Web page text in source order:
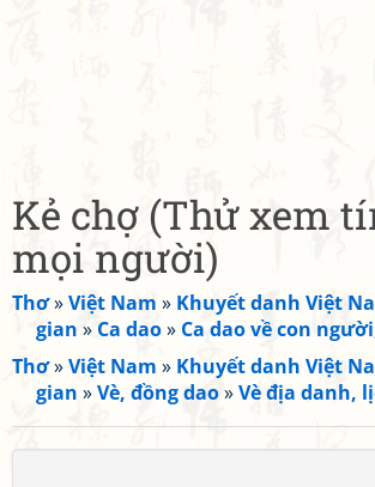
Kẻ chợ (Thử xem
mọi người)
Thơ»Việt Nam » Khuyết danh Việt
gian » Ca dao» Ca dao về con
Thơ»Việt Nam » Khuyết danh Việt
gian »Vè, đồng dao»Vè địa danh,